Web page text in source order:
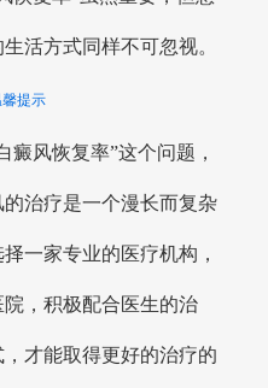
活方式同样不可忽视。
提示
癜风恢复率”这个问题，
治疗是一个漫长而复杂
一家专业的医疗机构，
，积极配合医生的治
才能取得更好的治疗的